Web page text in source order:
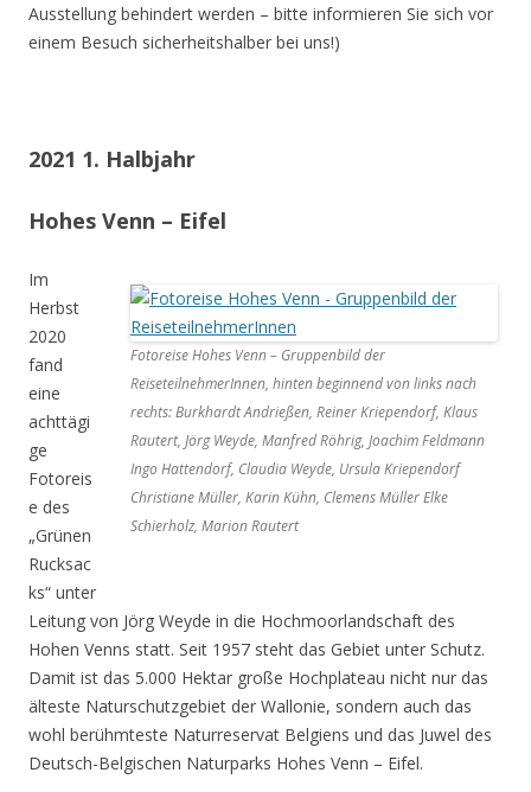
Ausstellung behindert werden – bitte informieren Sie sich vor
einem Besuch sicherheitshalber bei uns!)
2021 1. Halbjahr
Hohes Venn – Eifel
Fotoreise Hohes Venn – Gruppenbild der
ReiseteilnehmerInnen, hinten beginnend von links nach
rechts: Burkhardt Andrießen, Reiner Kriependorf, Klaus
Rautert, Jörg Weyde, Manfred Röhrig, Joachim Feldmann
Ingo Hattendorf, Claudia Weyde, Ursula Kriependorf
Christiane Müller, Karin Kühn, Clemens Müller Elke
Schierholz, Marion Rautert
Im
Herbst
2020
fand
eine
achttägi
ge
Fotoreis
e des
„Grünen
Rucksac
ks“ unter
Leitung von Jörg Weyde in die Hochmoorlandschaft des
Hohen Venns statt. Seit 1957 steht das Gebiet unter Schutz.
Damit ist das 5.000 Hektar große Hochplateau nicht nur das
älteste Naturschutzgebiet der Wallonie, sondern auch das
wohl berühmteste Naturreservat Belgiens und das Juwel des
Deutsch-Belgischen Naturparks Hohes Venn – Eifel.